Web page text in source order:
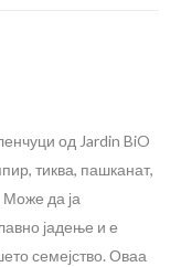
од Jardin BiO
тиква, пашканат,
Може да ја
јадење и е
семејство. Оваа